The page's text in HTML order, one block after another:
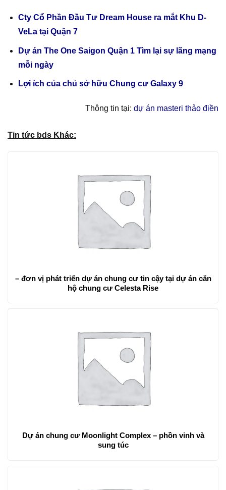
Cty Cổ Phần Đầu Tư Dream House ra mắt Khu D-
VeLa tại Quận 7
Dự án The One Saigon Quận 1 Tìm lại sự lãng mạng
mỗi ngày
Lợi ích của chủ sở hữu Chung cư Galaxy 9
Thông tin tại: dự án masteri thảo điền
Tin tức bds Khác:
– đơn vị phát triển dự án chung cư tin cậy tại dự án căn
hộ chung cư Celesta Rise
Dự án chung cư Moonlight Complex – phồn vinh và
sung túc